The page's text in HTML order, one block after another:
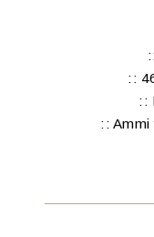
::
::
:: Ammi